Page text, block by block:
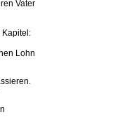
Vater
Kapitel:
Lohn